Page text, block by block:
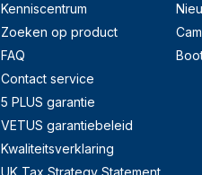
Kenniscentrum
Zoeken op product
FAQ
Contact service
5 PLUS garantie
VETUS garantiebeleid
Kwaliteitsverklaring
UK Tax Strategy Statement